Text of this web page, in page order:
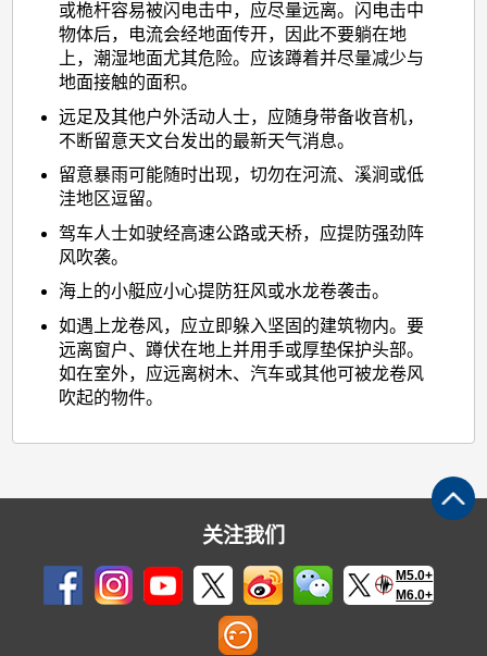
或桅杆容易被闪电击中，应尽量远离。闪电击中
物体后，电流会经地面传开，因此不要躺在地
上，潮湿地面尤其危险。应该蹲着并尽量减少与
地面接触的面积。
远足及其他户外活动人士，应随身带备收音机，
不断留意天文台发出的最新天气消息。
留意暴雨可能随时出现，切勿在河流、溪涧或低
洼地区逗留。
驾车人士如驶经高速公路或天桥，应提防强劲阵
风吹袭。
海上的小艇应小心提防狂风或水龙卷袭击。
如遇上龙卷风，应立即躲入坚固的建筑物内。要
远离窗户、蹲伏在地上并用手或厚垫保护头部。
如在室外，应远离树木、汽车或其他可被龙卷风
吹起的物件。
关注我们
M5.0+
M6.0+